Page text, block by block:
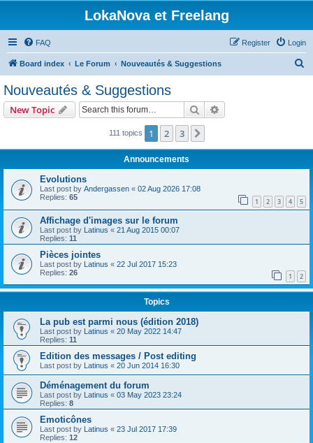
LokaNova et Freelang
FAQ Login
Register
Board index Le Forum Nouveautés & Suggestions
Nouveautés & Suggestions
New Topic Search
111 topics 1 2 3
Announcements
Evolutions
Last post by Andergassen « 02 Aug 2026 17:08
Replies: 65 1 2 3 4 5
Affichage d'images sur le forum
Last post by Latinus « 21 Aug 2015 00:07
Replies: 11
Pièces jointes
Last post by Latinus « 22 Jul 2017 15:23
Replies: 26 1 2
Topics
La pub est parmi nous (édition 2018)
Last post by Latinus « 20 May 2022 14:47
Replies: 11
Edition des messages / Post editing
Last post by Latinus « 20 Jun 2014 16:30
Déménagement du forum
Last post by Latinus « 03 May 2023 23:24
Replies: 8
Emoticônes
Last post by Latinus « 23 Jul 2017 17:39
Replies: 12